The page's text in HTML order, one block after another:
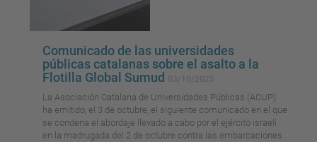
Comunicado de las universidades
públicas catalanas sobre el asalto a la
Flotilla Global Sumud
La Asociación Catalana de Universidades Públicas (ACUP)
ha emitido, el 3 de octubre, el siguiente comunicado en el que
se condena el abordaje llevado a cabo por el ejército israelí
en la madrugada del 2 de octubre contra las embarcaciones